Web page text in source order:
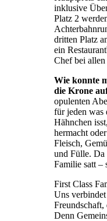
inklusive
Platz 2
dritten Platz
ein
Chef bei
Wie konnte
die Krone
opulenten
für jeden was
Hähnchen
hermacht
Fleisch,
und Fülle. Da
Familie satt –
First Class
Uns
Freundschaft,
Denn